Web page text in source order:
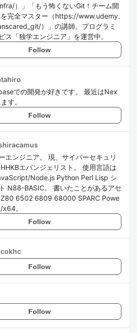
）」「もう怖くないGit！チーム開
完全マスター（https://www.udemy.
）」の講師。プログラミ
ス「独学エンジニア」を運営中。
Follow
での開発が好きです。 最近はNex
す。
Follow
エンジニア。 現、サイバーセキュリ
エバンジェリスト。 使用言語は
Node.js Python Perl Lisp シ
N88-BASIC。 書いたことがあるアセ
Z80 6502 6809 68000 SPARC Powe
。
Follow
Follow
Follow